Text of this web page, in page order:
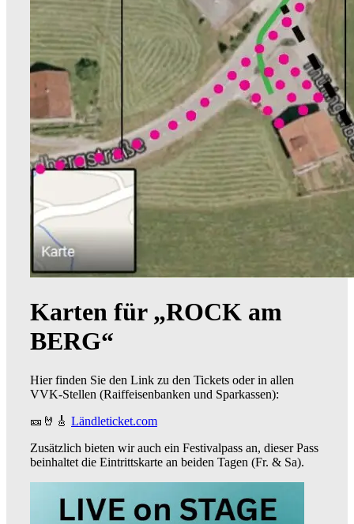
Karten für „ROCK am
BERG“
Hier finden Sie den Link zu den Tickets oder in allen
VVK-Stellen (Raiffeisenbanken und Sparkassen):
🎫🤘🎸 Ländleticket.com
Zusätzlich bieten wir auch ein Festivalpass an, dieser Pass
beinhaltet die Eintrittskarte an beiden Tagen (Fr. & Sa).